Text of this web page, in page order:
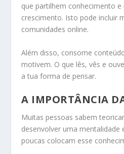
que partilhem conhecimento
crescimento. Isto pode incluir
comunidades online.
Além disso, consome
motivem. O que lês, vês e
a tua forma de pensar.
A IMPORTÂNCIA
Muitas pessoas sabem
desenvolver uma mentalidade
poucas colocam esse